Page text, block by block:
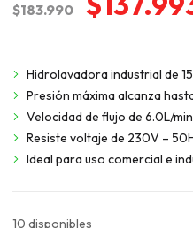
$183.990
era:
Hidrolavadora industrial de
Presión máxima alcanza
Velocidad de flujo de 6.0L/
Resiste voltaje de 230V –
Ideal para uso comercial e
10 disponibles